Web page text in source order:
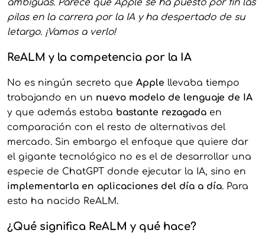
ambiguas. Parece que Apple se ha puesto por fin las
pilas en la carrera por la IA y ha despertado de su
letargo. ¡Vamos a verlo!
ReALM y la competencia por la IA
No es ningún secreto que Apple llevaba tiempo
trabajando en un nuevo modelo de lenguaje de IA
y que además estaba bastante rezagadaen
comparación con el resto de alternativas del
mercado. Sin embargo el enfoque que quiere dar
el gigante tecnológico no es el de desarrollar una
especie de ChatGPT donde ejecutar la IA, sino en
implementarla en aplicaciones del día a día. Para
esto ha nacido ReALM.
¿Qué significa ReALM y qué hace?